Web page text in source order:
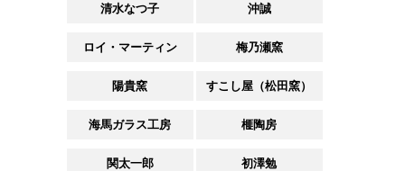
清水なつ子 沖誠
ロイ・マーティン 梅乃瀬窯
陽貴窯 すこし屋（松田窯）
海馬ガラス工房 榧陶房
関太一郎 初澤勉